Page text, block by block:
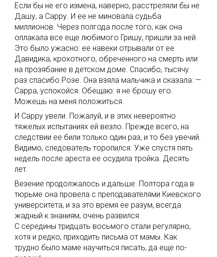
Если бы не его измена, наверно, расстреляли бы не
Дашу, а Сарру. И ее не миновала судьба
миллионов. Через полгода после того, как она
оплакала все еще любимого Гришу, пришли за ней.
Это было ужасно: ее навеки отрывали от ее
Давидика, крохотного, обреченного на смерть или
на прозябание в детском доме. Спасибо, тысячу
раз спасибо Розе. Она взяла мальчика и сказала: —
Сарра, успокойся. Обещаю: я не брошу его.
Можешь на меня положиться.
И Сарру увели. Пожалуй, и в этих невероятно
тяжелых испытаниях ей везло. Прежде всего, на
следствии ее били только один раз, и то без увечий.
Видимо, следователь торопился. Уже спустя пять
недель после ареста ее осудила тройка. Десять
лет.
Везение продолжалось и дальше. Полтора года в
тюрьме она провела с преподавателями Киевского
университета, и за это время ее разум, всегда
жадный к знаниям, очень развился.
С середины тридцать восьмого стали регулярно,
хотя и редко, приходить письма от мамы. Как
трудно было маме научиться писать, да еще по-